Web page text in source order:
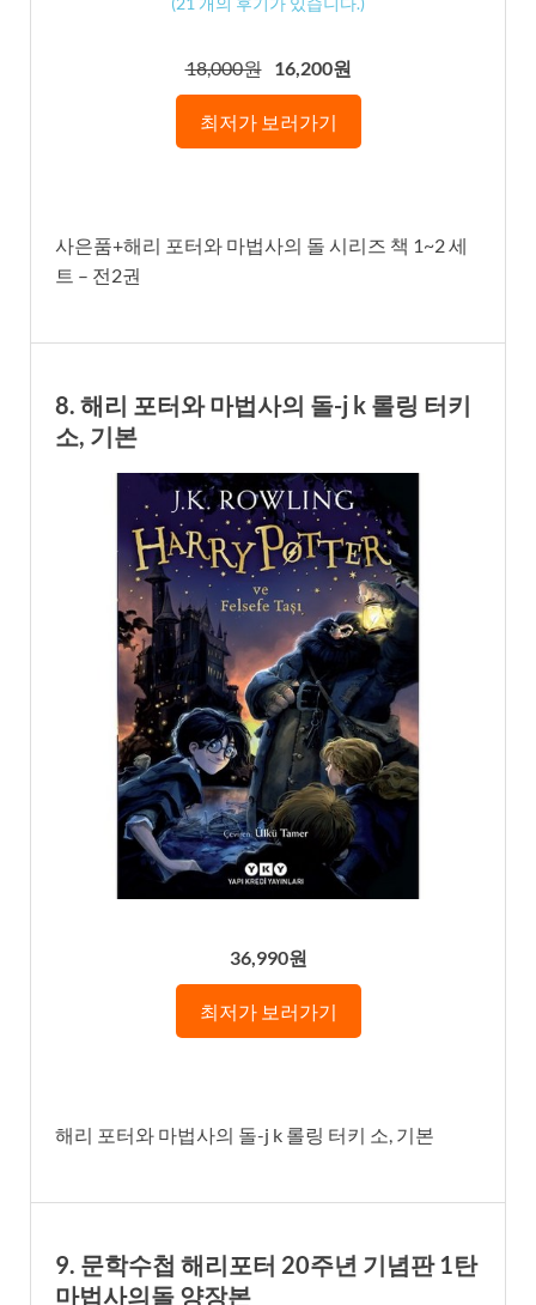
18,000원 16,200원
최저가 보러가기
사은품+해리 포터와 마법사의 돌 시리즈 책 1~2 세
트 – 전2권
8. 해리 포터와 마법사의 돌-j k 롤링 터키
소, 기본
36,990원
최저가 보러가기
해리 포터와 마법사의 돌-j k 롤링 터키 소, 기본
9. 문학수첩 해리포터 20주년 기념판 1탄
마법사의돌 양장본